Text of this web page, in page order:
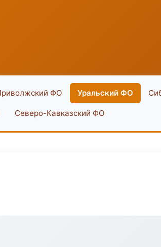
ФО Уральский ФО
Северо-Кавказский ФО